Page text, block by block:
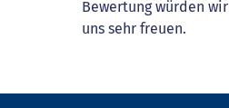
Bewertung würden wir
uns sehr freuen.